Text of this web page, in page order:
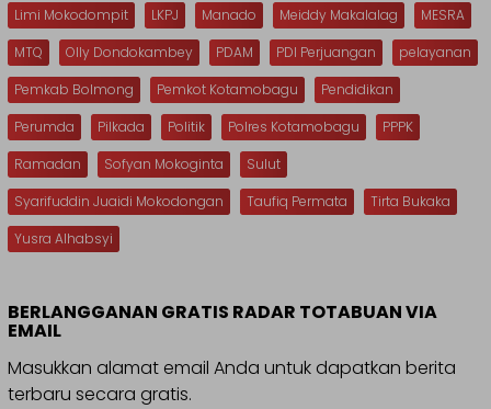
Limi Mokodompit
LKPJ Manado Meiddy Makalalag
MESRA
MTQ
Olly Dondokambey PDAM PDI Perjuangan
pelayanan
Pemkab Bolmong
Pemkot Kotamobagu
Pendidikan
Perumda
Pilkada Politik Polres Kotamobagu
PPPK
Ramadan
Sofyan Mokoginta
Sulut
Syarifuddin Juaidi Mokodongan
Taufiq Permata
Tirta Bukaka
Yusra Alhabsyi
BERLANGGANAN GRATIS RADAR TOTABUAN VIA
EMAIL
Masukkan alamat email Anda untuk dapatkan berita
terbaru secara gratis.